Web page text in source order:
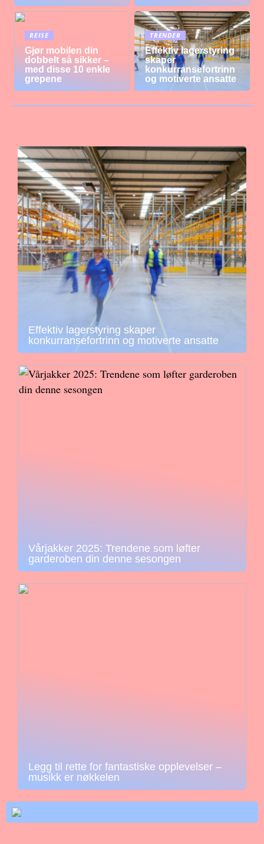
REISE
Gjør mobilen din
dobbelt så sikker –
med disse 10 enkle
grepene
TRENDER
Effektiv lagerstyring
skaper
konkurransefortrinn
og motiverte ansatte
Effektiv lagerstyring skaper
konkurransefortrinn og motiverte ansatte
Vårjakker 2025: Trendene som løfter
garderoben din denne sesongen
Legg til rette for fantastiske opplevelser –
musikk er nøkkelen